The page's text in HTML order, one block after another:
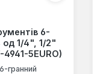
6-
од 1/4", 1/2"
4941-5EURO)
6-гранний